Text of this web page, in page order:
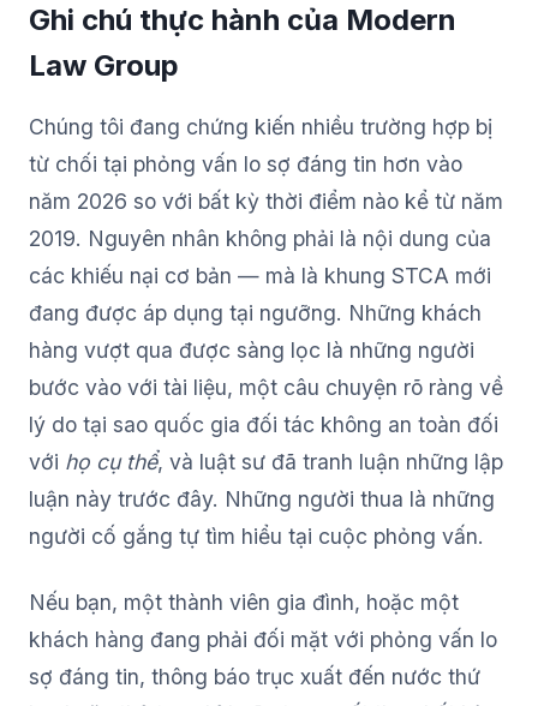
Ghi chú thực hành của Modern
Law Group
Chúng tôi đang chứng kiến nhiều trường hợp bị
từ chối tại phỏng vấn lo sợ đáng tin hơn vào
năm 2026 so với bất kỳ thời điểm nào kể từ năm
2019. Nguyên nhân không phải là nội dung của
các khiếu nại cơ bản — mà là khung STCA mới
đang được áp dụng tại ngưỡng. Những khách
hàng vượt qua được sàng lọc là những người
bước vào với tài liệu, một câu chuyện rõ ràng về
lý do tại sao quốc gia đối tác không an toàn đối
với họ cụ thể, và luật sư đã tranh luận những lập
luận này trước đây. Những người thua là những
người cố gắng tự tìm hiểu tại cuộc phỏng vấn.
Nếu bạn, một thành viên gia đình, hoặc một
khách hàng đang phải đối mặt với phỏng vấn lo
sợ đáng tin, thông báo trục xuất đến nước thứ